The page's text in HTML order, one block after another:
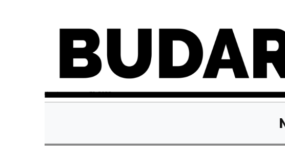
domingo, enero 30, 2022